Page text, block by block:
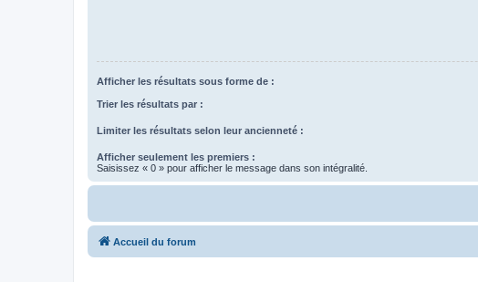
Afficher les résultats sous forme de :
Trier les résultats par :
Limiter les résultats selon leur ancienneté :
Afficher seulement les premiers :
Saisissez « 0 » pour afficher le message dans son intégralité.
Accueil du forum